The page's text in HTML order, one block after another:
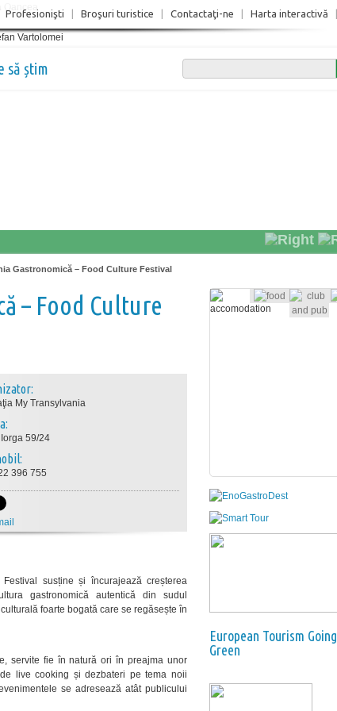
Profesionişti Broşuri turistice Contactaţi-ne Harta interactivă
să știm
Gastronomică – Food Culture Festival
– Food Culture
My Transylvania
Iorga 59/24
396 755
susține și încurajează creșterea
gastronomică autentică din sudul
foarte bogată care se regăsește în
servite fie în natură ori în preajma unor
live cooking și dezbateri pe tema noii
se adresează atât publicului
European Tourism Going
Green